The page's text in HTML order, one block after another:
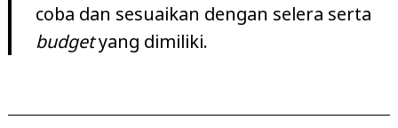
coba dan sesuaikan dengan selera serta
budgetyang dimiliki.